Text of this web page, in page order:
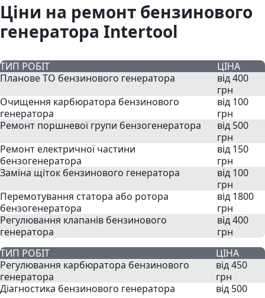
Ціни на ремонт бензинового
генератора Intertool
ТИП РОБІТ
ЦІНА
Планове ТО бензинового генератора
від 400
грн
Очищення карбюратора бензинового
генератора
від 100
грн
Ремонт поршневої групи бензогенератора
від 500
грн
Ремонт електричної частини
бензогенератора
від 150
грн
Заміна щіток бензинового генератора
від 100
грн
Перемотування статора або ротора
бензогенератора
від 1800
грн
Регулювання клапанів бензинового
генератора
від 400
грн
ТИП РОБІТ
ЦІНА
Регулювання карбюратора бензинового
генератора
від 450
грн
Діагностика бензинового генератора
від 500